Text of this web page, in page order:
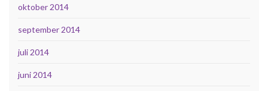
oktober 2014
september 2014
juli 2014
juni 2014